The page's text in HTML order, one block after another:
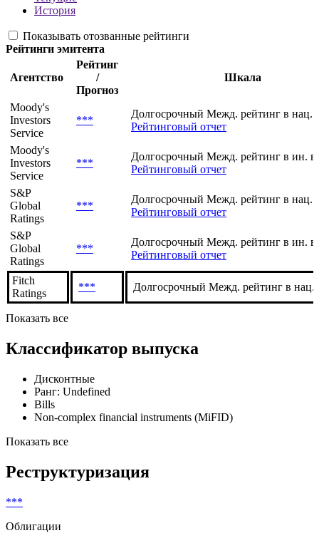
История
Показывать отозванные рейтинги
Рейтинги эмитента
Агентство
Рейтинг
/
Прогноз
Шкала
Moody's
Investors
Service
***
Долгосрочный Межд. рейтинг в нац.
Рейтинговый отчет
Moody's
Investors
Service
***
Долгосрочный Межд. рейтинг в ин.
Рейтинговый отчет
S&P
Global
Ratings
***
Долгосрочный Межд. рейтинг в нац.
Рейтинговый отчет
S&P
Global
Ratings
***
Долгосрочный Межд. рейтинг в ин.
Рейтинговый отчет
Fitch
Ratings
*** Долгосрочный Межд. рейтинг в нац.
Показать все
Классификатор выпуска
Дисконтные
Ранг: Undefined
Bills
Non-complex financial instruments (MiFID)
Показать все
Реструктуризация
***
Облигации